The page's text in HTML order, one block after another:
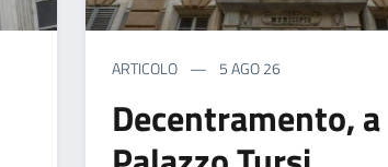
ARTICOLO 5 AGO 26
Decentramento, a